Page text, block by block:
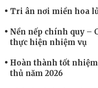
Tri ân nơi miền hoa
Nền nếp chính quy –
thực hiện nhiệm vụ
Hoàn thành tốt
thủ năm 2026